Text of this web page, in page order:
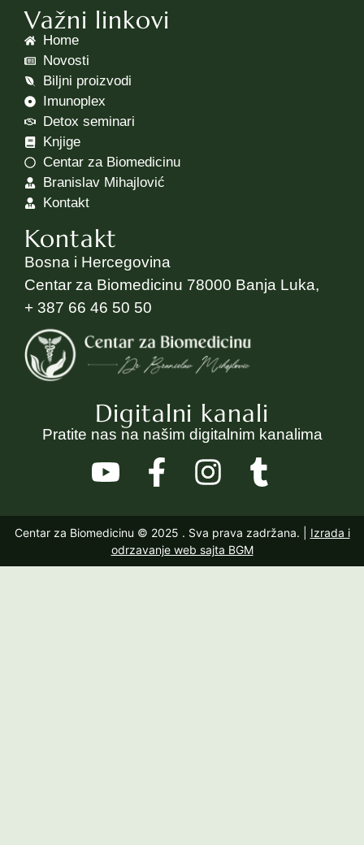
Važni linkovi
Home
Novosti
Biljni proizvodi
Imunoplex
Detox seminari
Knjige
Centar za Biomedicinu
Branislav Mihajlović
Kontakt
Kontakt
Bosna i Hercegovina
Centar za Biomedicinu 78000 Banja Luka,
+ 387 66 46 50 50
Digitalni kanali
Pratite nas na našim digitalnim kanalima
Centar za Biomedicinu © 2025 . Sva prava zadržana. | Izrada i
odrzavanje web sajta BGM